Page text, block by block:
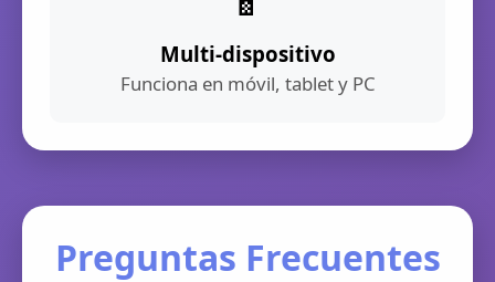
Multi-dispositivo
Funciona en móvil, tablet y PC
Preguntas Frecuentes